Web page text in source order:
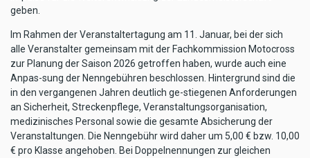
geben.
Im Rahmen der Veranstaltertagung am 11. Januar, bei der sich
alle Veranstalter gemeinsam mit der Fachkommission Motocross
zur Planung der Saison 2026 getroffen haben, wurde auch eine
Anpas-sung der Nenngebühren beschlossen. Hintergrund sind die
in den vergangenen Jahren deutlich ge-stiegenen Anforderungen
an Sicherheit, Streckenpflege, Veranstaltungsorganisation,
medizinisches Personal sowie die gesamte Absicherung der
Veranstaltungen. Die Nenngebühr wird daher um 5,00 € bzw. 10,00
€ pro Klasse angehoben. Bei Doppelnennungen zur gleichen